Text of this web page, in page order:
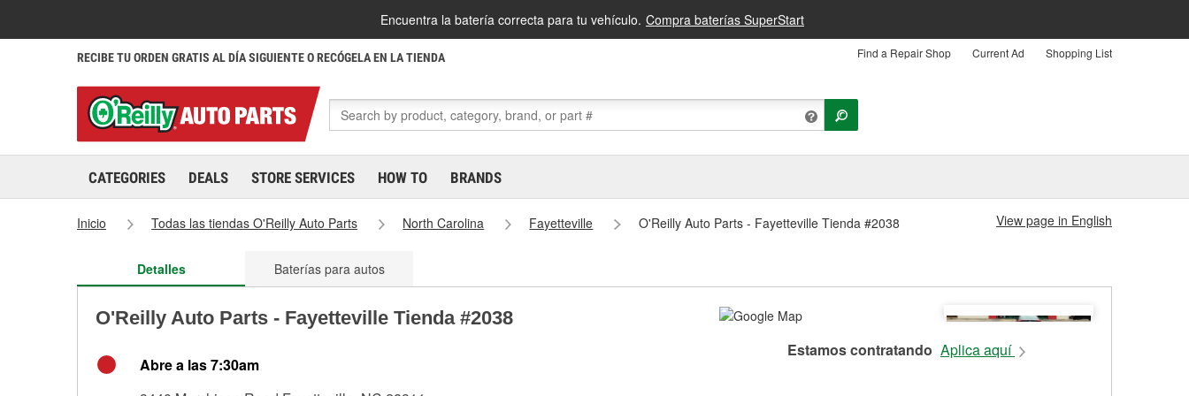
Encuentra la batería correcta para tu vehículo. Compra baterías SuperStart
RECIBE TU ORDEN GRATIS AL DÍA SIGUIENTE O RECÓGELA EN LA TIENDA Find a Repair Shop Current Ad Shopping List
CATEGORIES DEALS STORE SERVICES HOW TO BRANDS
Inicio Todas las tiendas O'Reilly Auto Parts North Carolina Fayetteville O'Reilly Auto Parts - Fayetteville Tienda #2038 View page in English
Detalles Baterías para autos
O'Reilly Auto Parts - Fayetteville Tienda #2038
Abre a las 7:30am
Estamos contratando Aplica aquí